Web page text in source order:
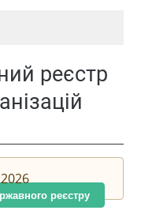
реєстр
реєстру